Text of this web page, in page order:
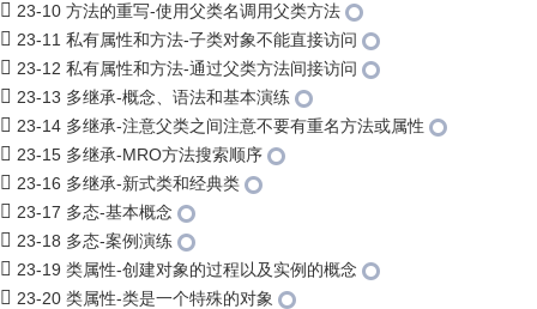
23-10 方法的重写-使用父类名调用父类方法
23-11 私有属性和方法-子类对象不能直接访问
23-12 私有属性和方法-通过父类方法间接访问
23-13 多继承-概念、语法和基本演练
23-14 多继承-注意父类之间注意不要有重名方法或属性
23-15 多继承-MRO方法搜索顺序
23-16 多继承-新式类和经典类
23-17 多态-基本概念
23-18 多态-案例演练
23-19 类属性-创建对象的过程以及实例的概念
23-20 类属性-类是一个特殊的对象